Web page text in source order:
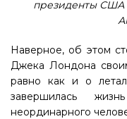
президенты США
Наверное, об этом
Джека Лондона
равно как и о
завершилась
неординарного